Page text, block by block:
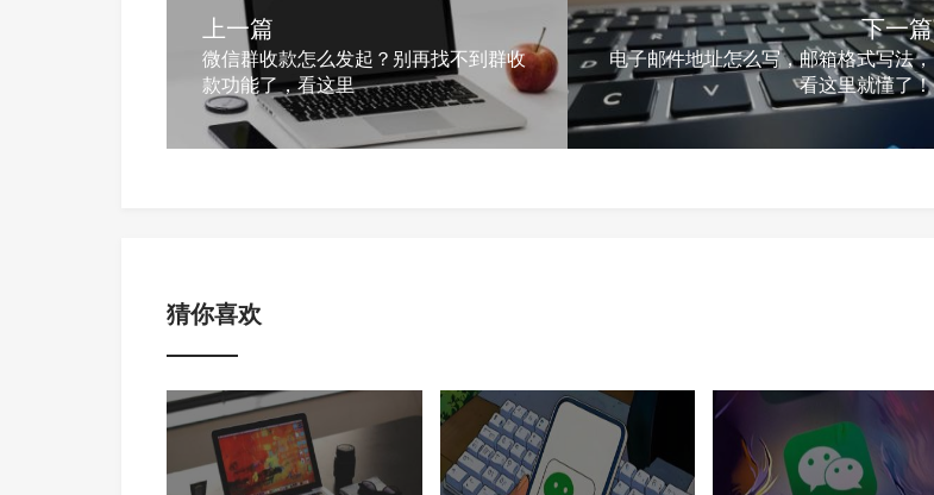
上一篇
微信群收款怎么发起？别再找不到群收
款功能了，看这里
下一篇
电子邮件地址怎么写，邮箱格式写法，
看这里就懂了！
猜你喜欢